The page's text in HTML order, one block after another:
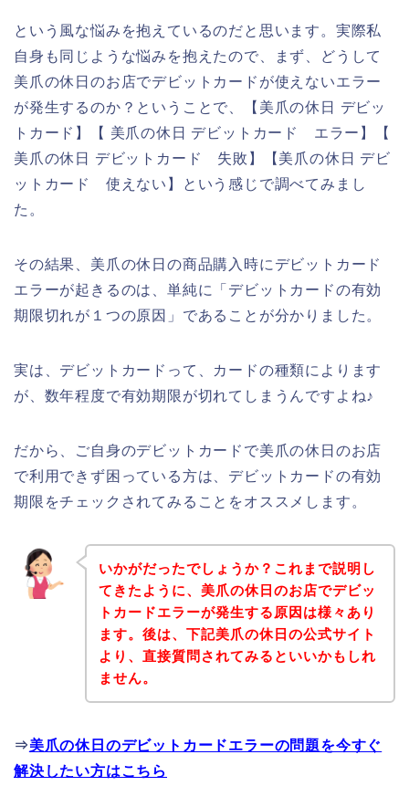
という風な悩みを抱えているのだと思います。実際私
自身も同じような悩みを抱えたので、まず、どうして
美爪の休日のお店でデビットカードが使えないエラー
が発生するのか？ということで、【美爪の休日 デビッ
トカード】【 美爪の休日 デビットカード エラー】【
美爪の休日 デビットカード 失敗】【美爪の休日 デビ
ットカード 使えない】という感じで調べてみまし
た。
その結果、美爪の休日の商品購入時にデビットカード
エラーが起きるのは、単純に「デビットカードの有効
期限切れが１つの原因」であることが分かりました。
実は、デビットカードって、カードの種類によります
が、数年程度で有効期限が切れてしまうんですよね♪
だから、ご自身のデビットカードで美爪の休日のお店
で利用できず困っている方は、デビットカードの有効
期限をチェックされてみることをオススメします。
いかがだったでしょうか？これまで説明し
てきたように、美爪の休日のお店でデビッ
トカードエラーが発生する原因は様々あり
ます。後は、下記美爪の休日の公式サイト
より、直接質問されてみるといいかもしれ
ません。
⇒美爪の休日のデビットカードエラーの問題を今すぐ
解決したい方はこちら